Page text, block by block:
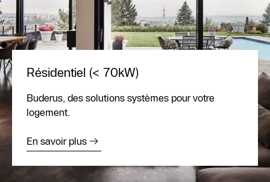
Résidentiel (< 70kW)
Buderus, des solutions systèmes pour votre
logement.
En savoir plus